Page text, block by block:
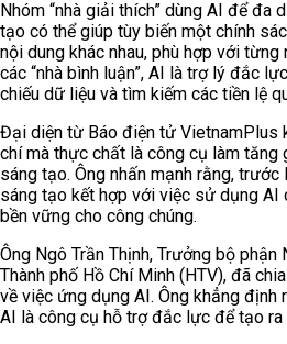
Nhóm “nhà giải thích” dùng AI để đa
tạo có thể giúp tùy biến một chính
nội dung khác nhau, phù hợp với
các “nhà bình luận”, AI là trợ lý đắc
chiếu dữ liệu và tìm kiếm các tiền lệ
Đại diện từ Báo điện tử VietnamPlus
chí mà thực chất là công cụ làm
sáng tạo. Ông nhấn mạnh rằng,
sáng tạo kết hợp với việc sử dụng AI
bền vững cho công chúng.
Ông Ngô Trần Thịnh, Trưởng bộ
Thành phố Hồ Chí Minh (HTV), đã
về việc ứng dụng AI. Ông khẳng định
AI là công cụ hỗ trợ đắc lực để tạo ra